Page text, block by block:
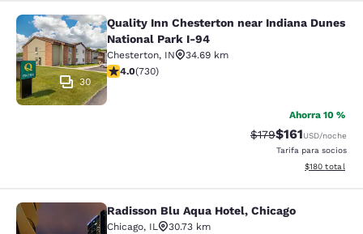
Quality Inn Chesterton near
30
Quality Inn Chesterton near Indiana Dunes
National Park I-94
Chesterton, IN
34.69 km
calificación de 4.04 estrellas. Muy bueno. 730 reseñas
4.0(730)
Ahorra 10 %
Precio tachado:
$179Precio con
$161USD/noche
Tarifa para socios
Ver detalles
$180 total
Radisson Blu Aqua Hotel, Chicago
Radisson Blu Aqua Hotel, Chicago
Chicago, IL
30.73 km